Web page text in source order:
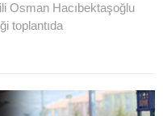
Osman Hacıbektaşoğlu
toplantıda